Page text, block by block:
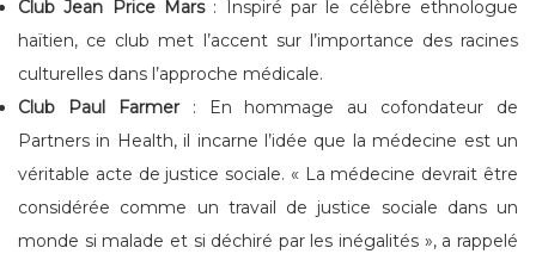
Club Jean Price Mars: Inspiré par le célèbre ethnologue
haïtien, ce club met l’accent sur l’importance des racines
culturelles dans l’approche médicale.
Club Paul Farmer: En hommage au cofondateur de
Partners in Health, il incarne l’idée que la médecine est un
véritable acte de justice sociale. « La médecine devrait être
considérée comme un travail de justice sociale dans un
monde si malade et si déchiré par les inégalités », a rappelé